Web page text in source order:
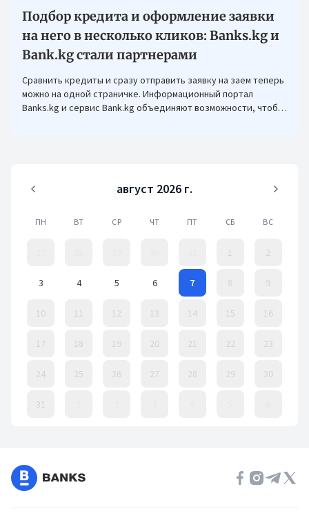
Подбор кредита и оформление заявки
на него в несколько кликов: Banks.kg и
Bank.kg стали партнерами
Сравнить кредиты и сразу отправить заявку на заем теперь
можно на одной страничке. Информационный портал
Banks.kg и сервис Bank.kg объединяют возможности, чтобы
август 2026 г.
ПН ВТ СР ЧТ ПТ СБ ВС
1 2
3 4 5 6 7 8 9
10 11 12 13 14 15 16
17 18 19 20 21 22 23
24 25 26 27 28 29 30
31